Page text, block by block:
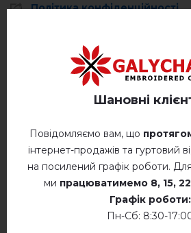
Політика конфіденційності
(0)
ВІДГУКИ ПРО БОГУСЛАВА
Немає відгуків про цей товар.
додайте свій відгук про
Шановні
Повідомляємо вам, що
інтернет-продажів та гуртовий
на посилений графік роботи.
ми працюватимемо 8, 15,
Графік роботи:
Пн-Сб: 8:30-